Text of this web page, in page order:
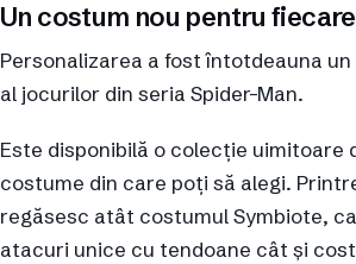
Un costum nou pentru
Personalizarea a fost întotdeauna
al jocurilor din seria Spider-Man.
Este disponibilă o colecție uimitoare
costume din care poți să alegi.
regăsesc atât costumul Symbiote,
atacuri unice cu tendoane cât și